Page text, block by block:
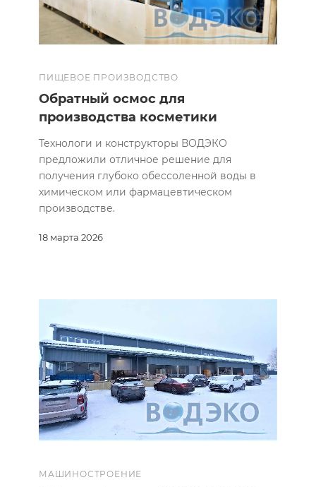
ПИЩЕВОЕ ПРОИЗВОДСТВО
18 марта 2026
Обратный осмос для
производства косметики
Технологи и конструкторы ВОДЭКО
предложили отличное решение для
получения глубоко обессоленной воды в
химическом или фармацевтическом
производстве.
МАШИНОСТРОЕНИЕ